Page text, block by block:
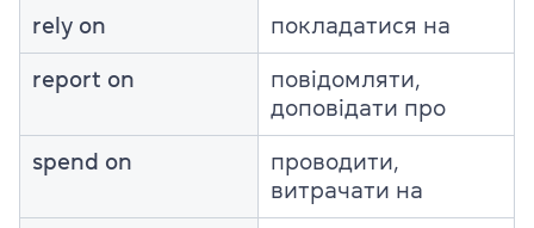
rely on покладатися на
report on
повідомляти,
доповідати про
spend on
проводити,
витрачати на